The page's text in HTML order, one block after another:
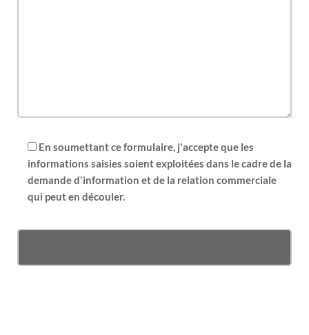
En soumettant ce formulaire, j'accepte que les
informations saisies soient exploitées dans le cadre de la
demande d'information et de la relation commerciale
qui peut en découler.